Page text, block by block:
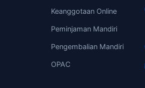
Keanggotaan Online
Peminjaman Mandiri
Pengembalian Mandiri
OPAC